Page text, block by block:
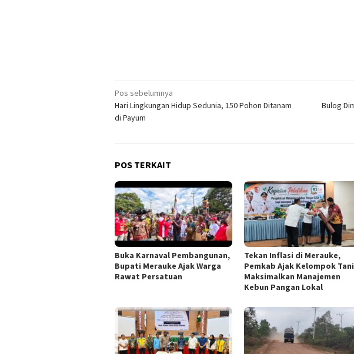
Navigasi
pos
Pos sebelumnya
Hari Lingkungan Hidup Sedunia, 150 Pohon Ditanam
di Payum
Bulog
POS TERKAIT
Buka Karnaval Pembangunan,
Bupati Merauke Ajak Warga
Rawat Persatuan
Tekan Inflasi di Merauke,
Pemkab Ajak Kelompok Tani
Maksimalkan Manajemen
Kebun Pangan Lokal